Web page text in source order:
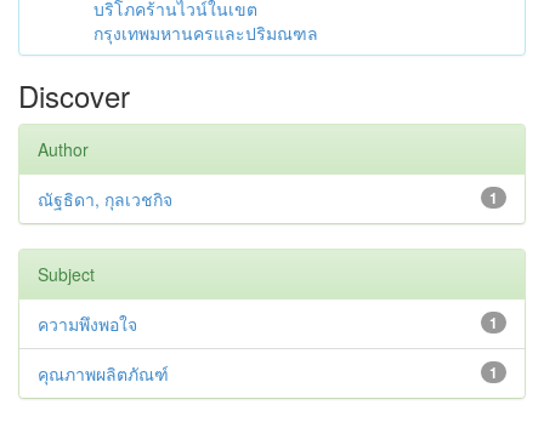
บริโภคร้านไวน์ในเขต
กรุงเทพมหานครและปริมณฑล
Discover
Author
1
ณัฐธิดา, กุลเวชกิจ
Subject
1
ความพึงพอใจ
1
คุณภาพผลิตภัณฑ์